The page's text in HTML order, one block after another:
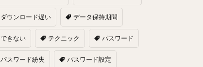
ダウンロード遅い データ保持期間
できない テクニック パスワード
パスワード紛失 パスワード設定